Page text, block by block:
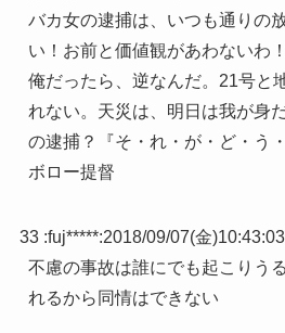
バカ女の逮捕は、いつも通りの
い！お前と価値観があわないわ！
俺だったら、逆なんだ。21号と
れない。天災は、明日は我が身
の逮捕？『そ・れ・が・ど・う
ボロー提督
33 :fuj*****:2018/09/07(金)10:43:03
不慮の事故は誰にでも起こりう
れるから同情はできない